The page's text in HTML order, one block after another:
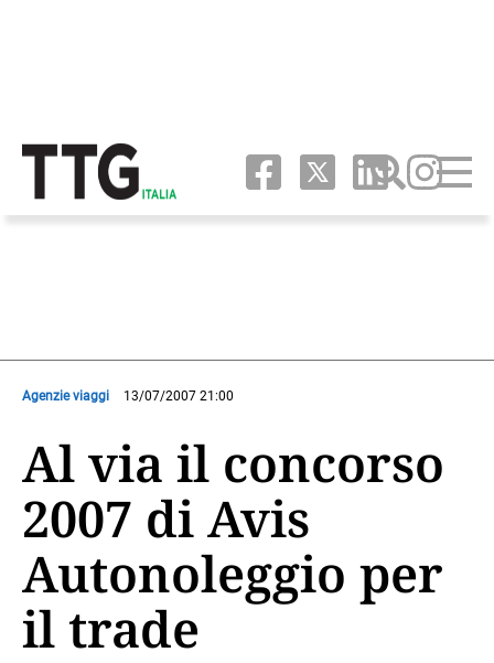
Agenzie viaggi 13/07/2007 21:00
Al via il concorso
2007 di Avis
Autonoleggio per
il trade